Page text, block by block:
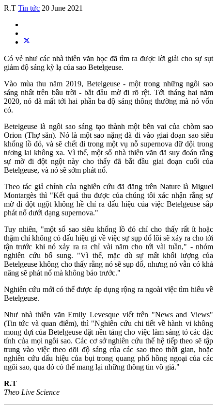
R.T Tin tức 20 June 2021
Có vẻ như các nhà thiên văn học đã tìm ra được lời giải cho sự sụt
giảm độ sáng kỳ lạ của sao Betelgeuse.
Vào mùa thu năm 2019, Betelgeuse - một trong những ngôi sao
sáng nhất trên bầu trời - bắt đầu mờ đi rõ rệt. Tới tháng hai năm
2020, nó đã mất tới hai phần ba độ sáng thông thường mà nó vốn
có.
Betelgeuse là ngôi sao sáng tạo thành một bên vai của chòm sao
Orion (Thợ săn). Nó là một sao nặng đã đi vào giai đoạn sao siêu
khổng lồ đỏ, và sẽ chết đi trong một vụ nỗ supernova dữ dội trong
tương lai không xa. Vì thế, một số nhà thiên văn đã suy đoán rằng
sự mờ đi đột ngột này cho thấy đã bắt đầu giai đoạn cuối của
Betelgeuse, và nó sẽ sớm phát nổ.
Theo tác giả chính của nghiên cứu đã đăng trên Nature là Miguel
Montargès thì "Kết quả thu được của chúng tôi xác nhận rằng sự
mờ đi đột ngột không hề chỉ ra dấu hiệu của việc Betelgeuse sắp
phát nổ dưới dạng supernova."
Tuy nhiên, "một số sao siêu khổng lồ đỏ chỉ cho thấy rất ít hoặc
thậm chí không có dấu hiệu gì về việc sự sụp đổ lõi sẽ xảy ra cho tới
tận trước khi nó xảy ra ra chỉ vài năm cho tới vài tuần," - nhóm
nghiên cứu bổ sung. "Vì thế, mặc dù sự mất khối lượng của
Betelgeuse không cho thấy rằng nó sẽ sụp đổ, nhưng nó vẫn có khả
năng sẽ phát nổ mà không báo trước."
Nghiên cứu mới có thể được áp dụng rộng ra ngoài việc tìm hiểu về
Betelgeuse.
Như nhà thiên văn Emily Levesque viết trên "News and Views"
(Tin tức và quan điểm), thì "Nghiên cứu chi tiết về hành vi không
mong đợi của Betelgeuse đặt nền tảng cho việc làm sáng tỏ các đặc
tính của mọi ngôi sao. Các cơ sở nghiên cứu thế hệ tiếp theo sẽ tập
trung vào việc theo dõi độ sáng của các sao theo thời gian, hoặc
nghiên cứu dấu hiệu của bụi trong quang phổ hồng ngoại của các
ngôi sao, qua đó có thể mang lại những thông tin vô giá."
R.T
Theo Live Science